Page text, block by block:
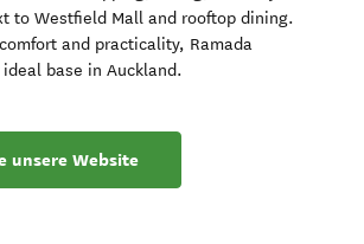
to Westfield Mall and rooftop dining.
and practicality, Ramada
base in Auckland.
unsere Website